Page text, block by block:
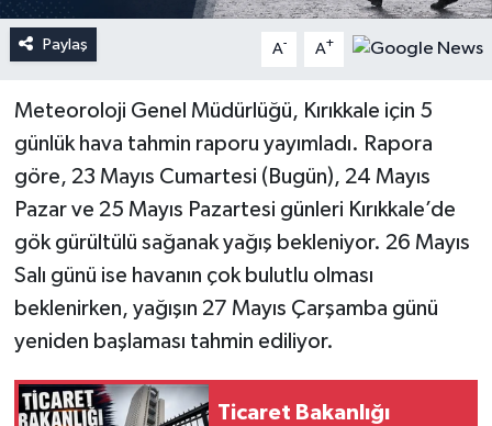
Paylaş A- A+
Meteoroloji Genel Müdürlüğü, Kırıkkale için 5
günlük hava tahmin raporu yayımladı. Rapora
göre, 23 Mayıs Cumartesi (Bugün), 24 Mayıs
Pazar ve 25 Mayıs Pazartesi günleri Kırıkkale’de
gök gürültülü sağanak yağış bekleniyor. 26 Mayıs
Salı günü ise havanın çok bulutlu olması
beklenirken, yağışın 27 Mayıs Çarşamba günü
yeniden başlaması tahmin ediliyor.
Ticaret Bakanlığı